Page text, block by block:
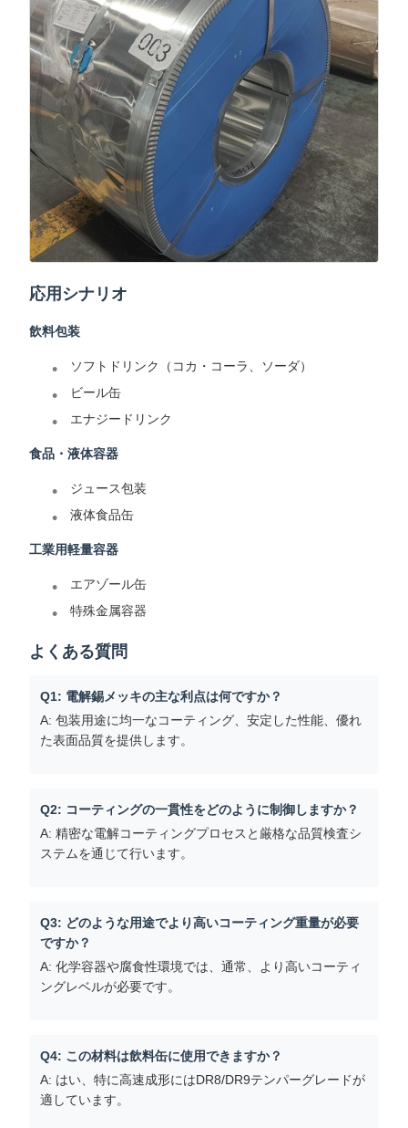
応用シナリオ
飲料包装
ソフトドリンク（コカ・コーラ、ソーダ）
ビール缶
エナジードリンク
食品・液体容器
ジュース包装
液体食品缶
工業用軽量容器
エアゾール缶
特殊金属容器
よくある質問
Q1: 電解錫メッキの主な利点は何ですか？
A: 包装用途に均一なコーティング、安定した性能、優れ
た表面品質を提供します。
Q2: コーティングの一貫性をどのように制御しますか？
A: 精密な電解コーティングプロセスと厳格な品質検査シ
ステムを通じて行います。
Q3: どのような用途でより高いコーティング重量が必要
ですか？
A: 化学容器や腐食性環境では、通常、より高いコーティ
ングレベルが必要です。
Q4: この材料は飲料缶に使用できますか？
A: はい、特に高速成形にはDR8/DR9テンパーグレードが
適しています。